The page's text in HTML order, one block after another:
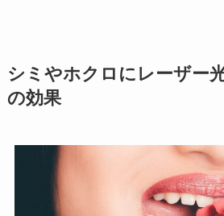
シミやホクロにレーザー
の効果